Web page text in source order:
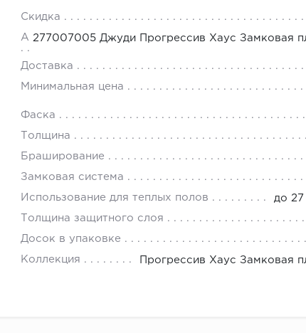
Скидка
Артикул
277007005 Джуди Прогрессив Хаус Замковая
Доставка
Минимальная цена
Фаска
Толщина
Браширование
Замковая система
Использование для теплых полов до 27
Толщина защитного слоя
Досок в упаковке
Коллекция Прогрессив Хаус Замковая